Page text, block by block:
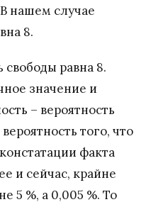
нашем случае
8.
свободы равна 8.
значение и
– вероятность
того, что
факта
и сейчас, крайне
5 %, а 0,005 %. То